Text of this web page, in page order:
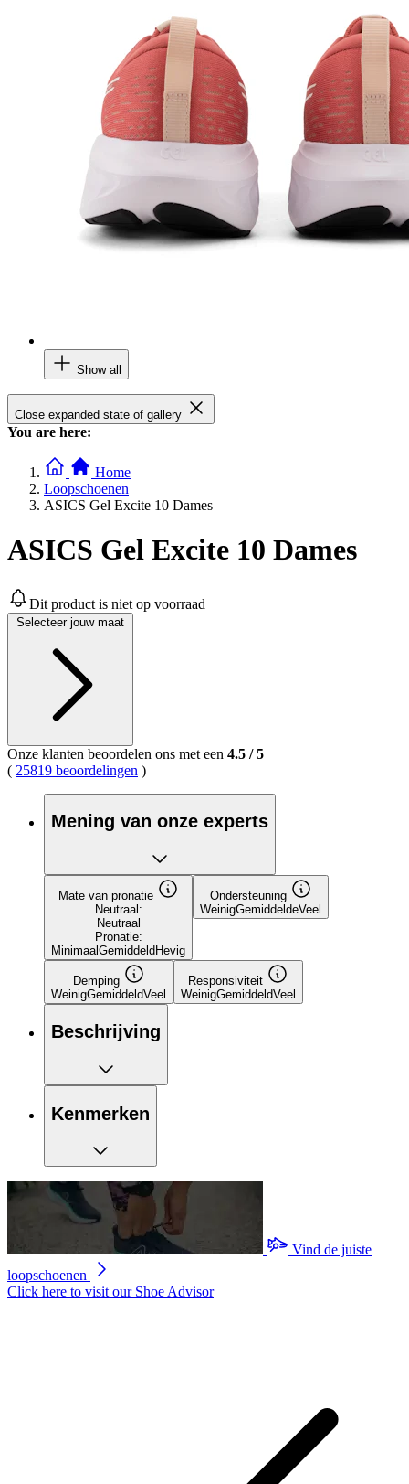
Show all
Close expanded state of gallery
You are here:
Home
Loopschoenen
ASICS Gel Excite 10 Dames
ASICS Gel Excite 10 Dames
Dit product is niet op voorraad
Selecteer jouw maat
Onze klanten beoordelen ons met een 4.5 /5
( 25819 beoordelingen )
Mening van onze experts
Mate van pronatie
Neutraal:
Neutraal
Pronatie:
Minimaal Gemiddeld Hevig
Ondersteuning
WeinigGemiddeldeVeel
Demping
WeinigGemiddeldVeel
Responsiviteit
WeinigGemiddeldVeel
Beschrijving
Kenmerken
Vind de juiste
loopschoenen
Click here to visit our Shoe Advisor